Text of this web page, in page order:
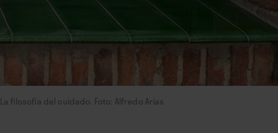
La filosofía del cuidado. Foto: Alfredo Arias